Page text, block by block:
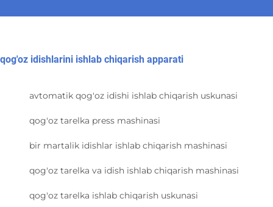
qog'oz idishlarini ishlab chiqarish apparati
avtomatik qog'oz idishi ishlab chiqarish uskunasi
qog'oz tarelka press mashinasi
bir martalik idishlar ishlab chiqarish mashinasi
qog'oz tarelka va idish ishlab chiqarish mashinasi
qog'oz tarelka ishlab chiqarish uskunasi